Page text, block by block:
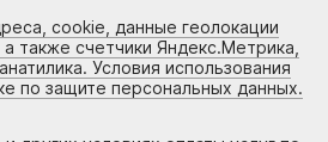
cookie, данные геолокации
также счетчики Яндекс.Метрика,
Условия использования
по защите персональных данных.